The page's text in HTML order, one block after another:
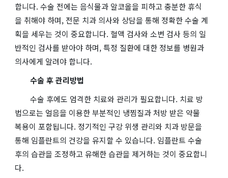
합니다. 수술 전에는 음식물과 알코올을 피하고 충분한 휴식
을 취해야 하며, 전문 치과 의사와 상담을 통해 정확한 수술 계
획을 세우는 것이 중요합니다. 혈액 검사와 소변 검사 등의 일
반적인 검사를 받아야 하며, 특정 질환에 대한 정보를 병원과
의사에게 알려야 합니다.
수술 후 관리방법
수술 후에도 엄격한 치료와 관리가 필요합니다. 치료 방
법으로는 얼음을 이용한 부분적인 냉찜질과 처방 받은 약물
복용이 포함됩니다. 정기적인 구강 위생 관리와 치과 방문을
통해 임플란트의 건강을 유지할 수 있습니다. 임플란트 수술
후의 습관을 조정하고 유해한 습관을 제거하는 것이 중요합니
다.